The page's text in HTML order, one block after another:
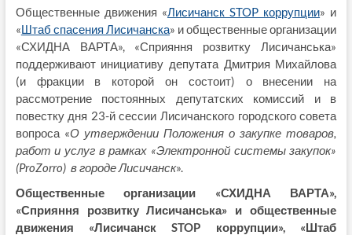
Общественные движения «Лисичанск STOP коррупции» и
«Штаб спасения Лисичанска» и общественные организации
«СХИДНА ВАРТА», «Сприяння розвитку Лисичанська»
поддерживают инициативу депутата Дмитрия Михайлова
(и фракции в которой он состоит) о внесении на
рассмотрение постоянных депутатских комиссий и в
повестку дня 23-й сессии Лисичанского городского совета
вопроса «О утверждении Положения о закупке товаров,
работ и услуг в рамках «Электронной системы закупок»
(ProZorro) в городе Лисичанск».
Общественные организации «СХИДНА ВАРТА»,
«Сприяння розвитку Лисичанська» и общественные
движения «Лисичанск STOP коррупции», «Штаб